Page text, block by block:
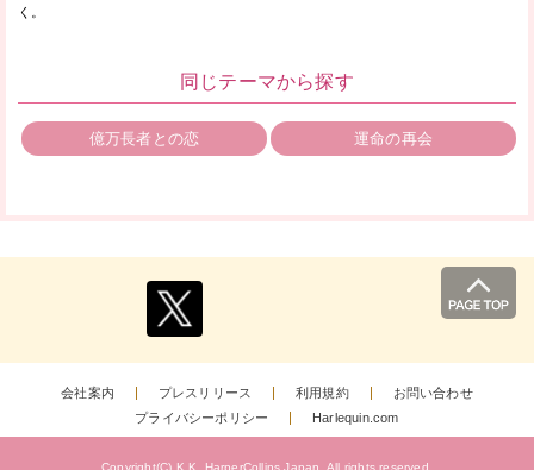
く。
同じテーマから探す
億万長者との恋 運命の再会
会社案内 プレスリリース 利用規約
お問い合わせ
プライバシーポリシー
Harlequin.com
Copyright(C) K.K. HarperCollins Japan. All rights reserved.